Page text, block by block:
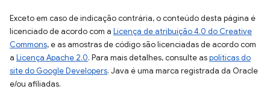
Exceto em caso de indicação contrária, o conteúdo desta página é
licenciado de acordo com a Licença de atribuição 4.0 do Creative
Commons, e as amostras de código são licenciadas de acordo com
a Licença Apache 2.0. Para mais detalhes, consulte aspolíticas do
site do Google Developers. Java é uma marca registrada da Oracle
e/ou afiliadas.